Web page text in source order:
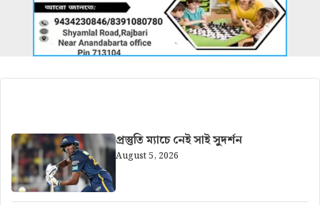
প্রস্তুতি ম্যাচে নেই সাই সুদর্শন
August 5, 2026